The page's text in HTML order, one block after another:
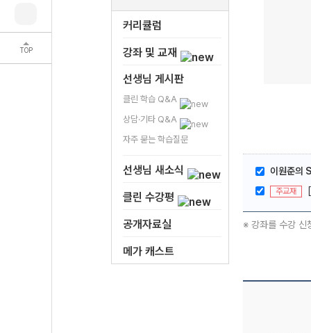
TOP
커리큘럼
강좌 및 교재
선생님 게시판
클린 학습 Q&A
상담·기타 Q&A
자주 묻는 학습질문
선생님 새소식
클린 수강평
공개자료실
메가 캐스트
이원준의
주교재
※ 강좌를 수강 신